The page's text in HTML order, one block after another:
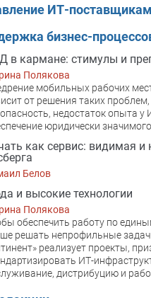
ИТ-
бизнес-
в кармане: стимулы и
Полякова
мобильных рабочих
от решения таких
недостаток опыта у
юридически
как сервис: видимая и
Белов
и высокие технологии
Полякова
обеспечить работу по
решать непрофильные
реализует проекты,
ИТ-
дистрибуцию и